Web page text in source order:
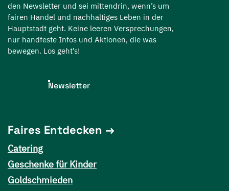
den Newsletter und sei mittendrin, wenn’s um
fairen Handel und nachhaltiges Leben in der
Hauptstadt geht. Keine leeren Versprechungen,
nur handfeste Infos und Aktionen, die was
bewegen. Los geht’s!
Newsletter
Faires Entdecken
Catering
Geschenke für Kinder
Goldschmieden